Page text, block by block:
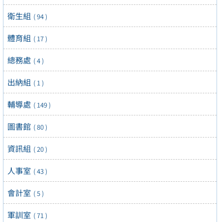
衛生組 ( 94 )
體育組 ( 17 )
總務處 ( 4 )
出納組 ( 1 )
輔導處 ( 149 )
圖書館 ( 80 )
資訊組 ( 20 )
人事室 ( 43 )
會計室 ( 5 )
軍訓室 ( 71 )